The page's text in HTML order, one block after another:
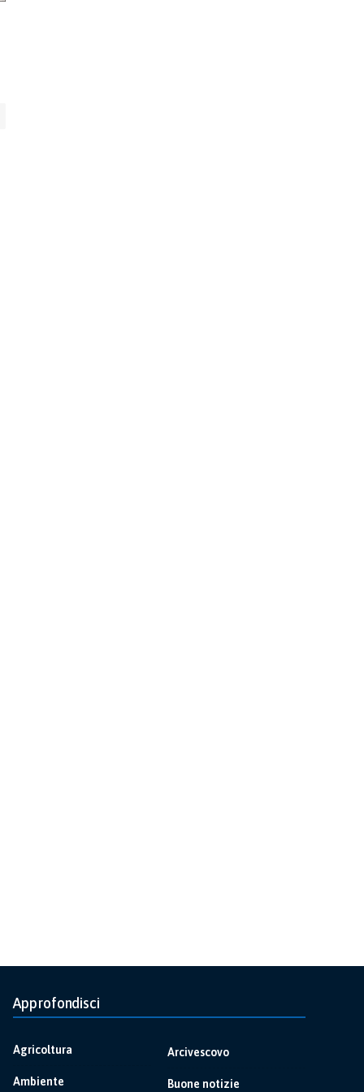
Approfondisci
Agricoltura
Ambiente
Arcivescovo
Buone notizie